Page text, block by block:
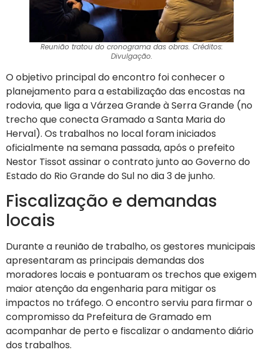
Reunião tratou do cronograma das obras. Créditos:
Divulgação.
O objetivo principal do encontro foi conhecer o
planejamento para a estabilização das encostas na
rodovia, que liga a Várzea Grande à Serra Grande (no
trecho que conecta Gramado a Santa Maria do
Herval). Os trabalhos no local foram iniciados
oficialmente na semana passada, após o prefeito
Nestor Tissot assinar o contrato junto ao Governo do
Estado do Rio Grande do Sul no dia 3 de junho.
Fiscalização e demandas
locais
Durante a reunião de trabalho, os gestores municipais
apresentaram as principais demandas dos
moradores locais e pontuaram os trechos que exigem
maior atenção da engenharia para mitigar os
impactos no tráfego. O encontro serviu para firmar o
compromisso da Prefeitura de Gramado em
acompanhar de perto e fiscalizar o andamento diário
dos trabalhos.